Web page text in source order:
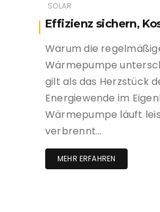
SOLAR
Effizienz sichern,
Warum die
Wärmepumpe
gilt als das Herzstück
Energiewende im
Wärmepumpe läuft
verbrennt…
MEHR ERFAHREN